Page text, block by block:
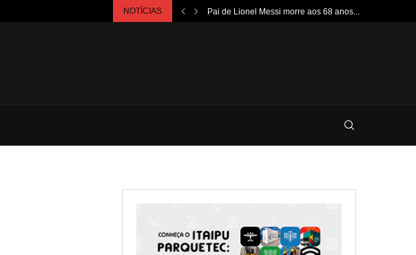
NOTÍCIAS Pai de Lionel Messi morre aos 68 anos...